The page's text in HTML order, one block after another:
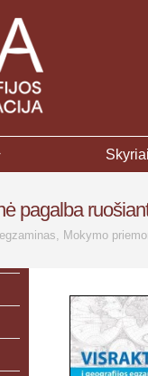
pagalba
, Mokymo